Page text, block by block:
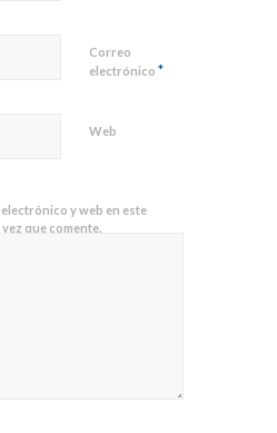
Correo
electrónico *
Web
y web en este
que comente.